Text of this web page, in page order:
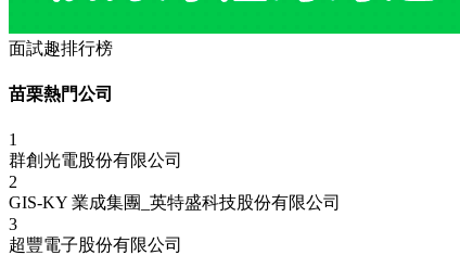
面試趣排行榜
苗栗熱門公司
1
群創光電股份有限公司
2
GIS-KY 業成集團_英特盛科技股份有限公司
3
超豐電子股份有限公司